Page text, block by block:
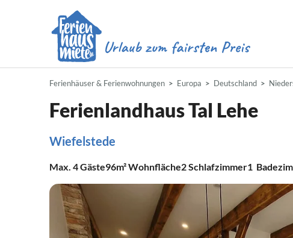
Ferienhäuser & Ferienwohnungen Europa Deutschland
Ferienlandhaus Tal Lehe
Wiefelstede
Max. 4Gäste96m²Wohnfläche2Schlafzimmer1